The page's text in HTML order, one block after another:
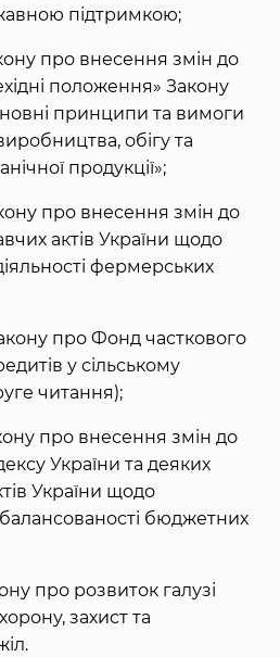
підтримкою;
про внесення змін до
положення» Закону
принципи та вимоги
обігу та
продукції»;
про внесення змін до
актів України щодо
фермерських
про Фонд часткового
у сільському
читання);
про внесення змін до
України та деяких
України щодо
бюджетних
про розвиток галузі
захист та